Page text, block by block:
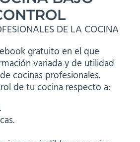
DE LA COCINA
gratuito en el que
variada y de utilidad
cocinas profesionales.
de tu cocina respecto a: